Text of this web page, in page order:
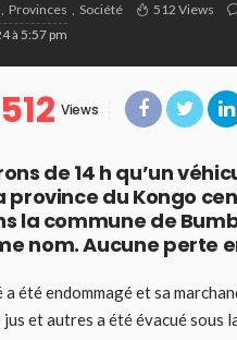
Provinces Société 512 Views
à 5:57 pm
512 Views
de 14 h qu’un
province du Kongo
la commune de
nom. Aucune perte
été endommagé et sa
et autres a été évacué sous